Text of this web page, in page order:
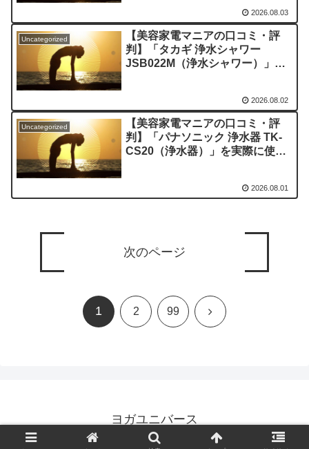
2026.08.03
Uncategorized
【美容家電マニアの口コミ・評
判】「タカギ 浄水シャワー
JSB022M（浄水シャワー）」を
2026.08.02
Uncategorized
【美容家電マニアの口コミ・評
判】「パナソニック 浄水器 TK-
CS20（浄水器）」を実際に使っ
2026.08.01
次のページ
1 2 99 次
ヨガユニバース
© 2023 ヨガユニバース.